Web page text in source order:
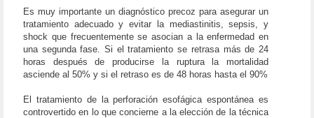
Es muy importante un diagnóstico precoz para asegurar un
tratamiento adecuado y evitar la mediastinitis, sepsis, y
shock que frecuentemente se asocian a la enfermedad en
una segunda fase. Si el tratamiento se retrasa más de 24
horas después de producirse la ruptura la mortalidad
asciende al 50% y si el retraso es de 48 horas hasta el 90%
El tratamiento de la perforación esofágica espontánea es
controvertido en lo que concierne a la elección de la técnica